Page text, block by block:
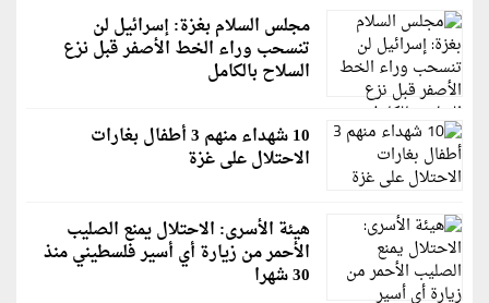
مجلس السلام بغزة: إسرائيل لن
تنسحب وراء الخط الأصفر قبل نزع
السلاح بالكامل
10 شهداء منهم 3 أطفال بغارات
الاحتلال على غزة
هيئة الأسرى: الاحتلال يمنع الصليب
الأحمر من زيارة أي أسير فلسطيني منذ
30 شهرا